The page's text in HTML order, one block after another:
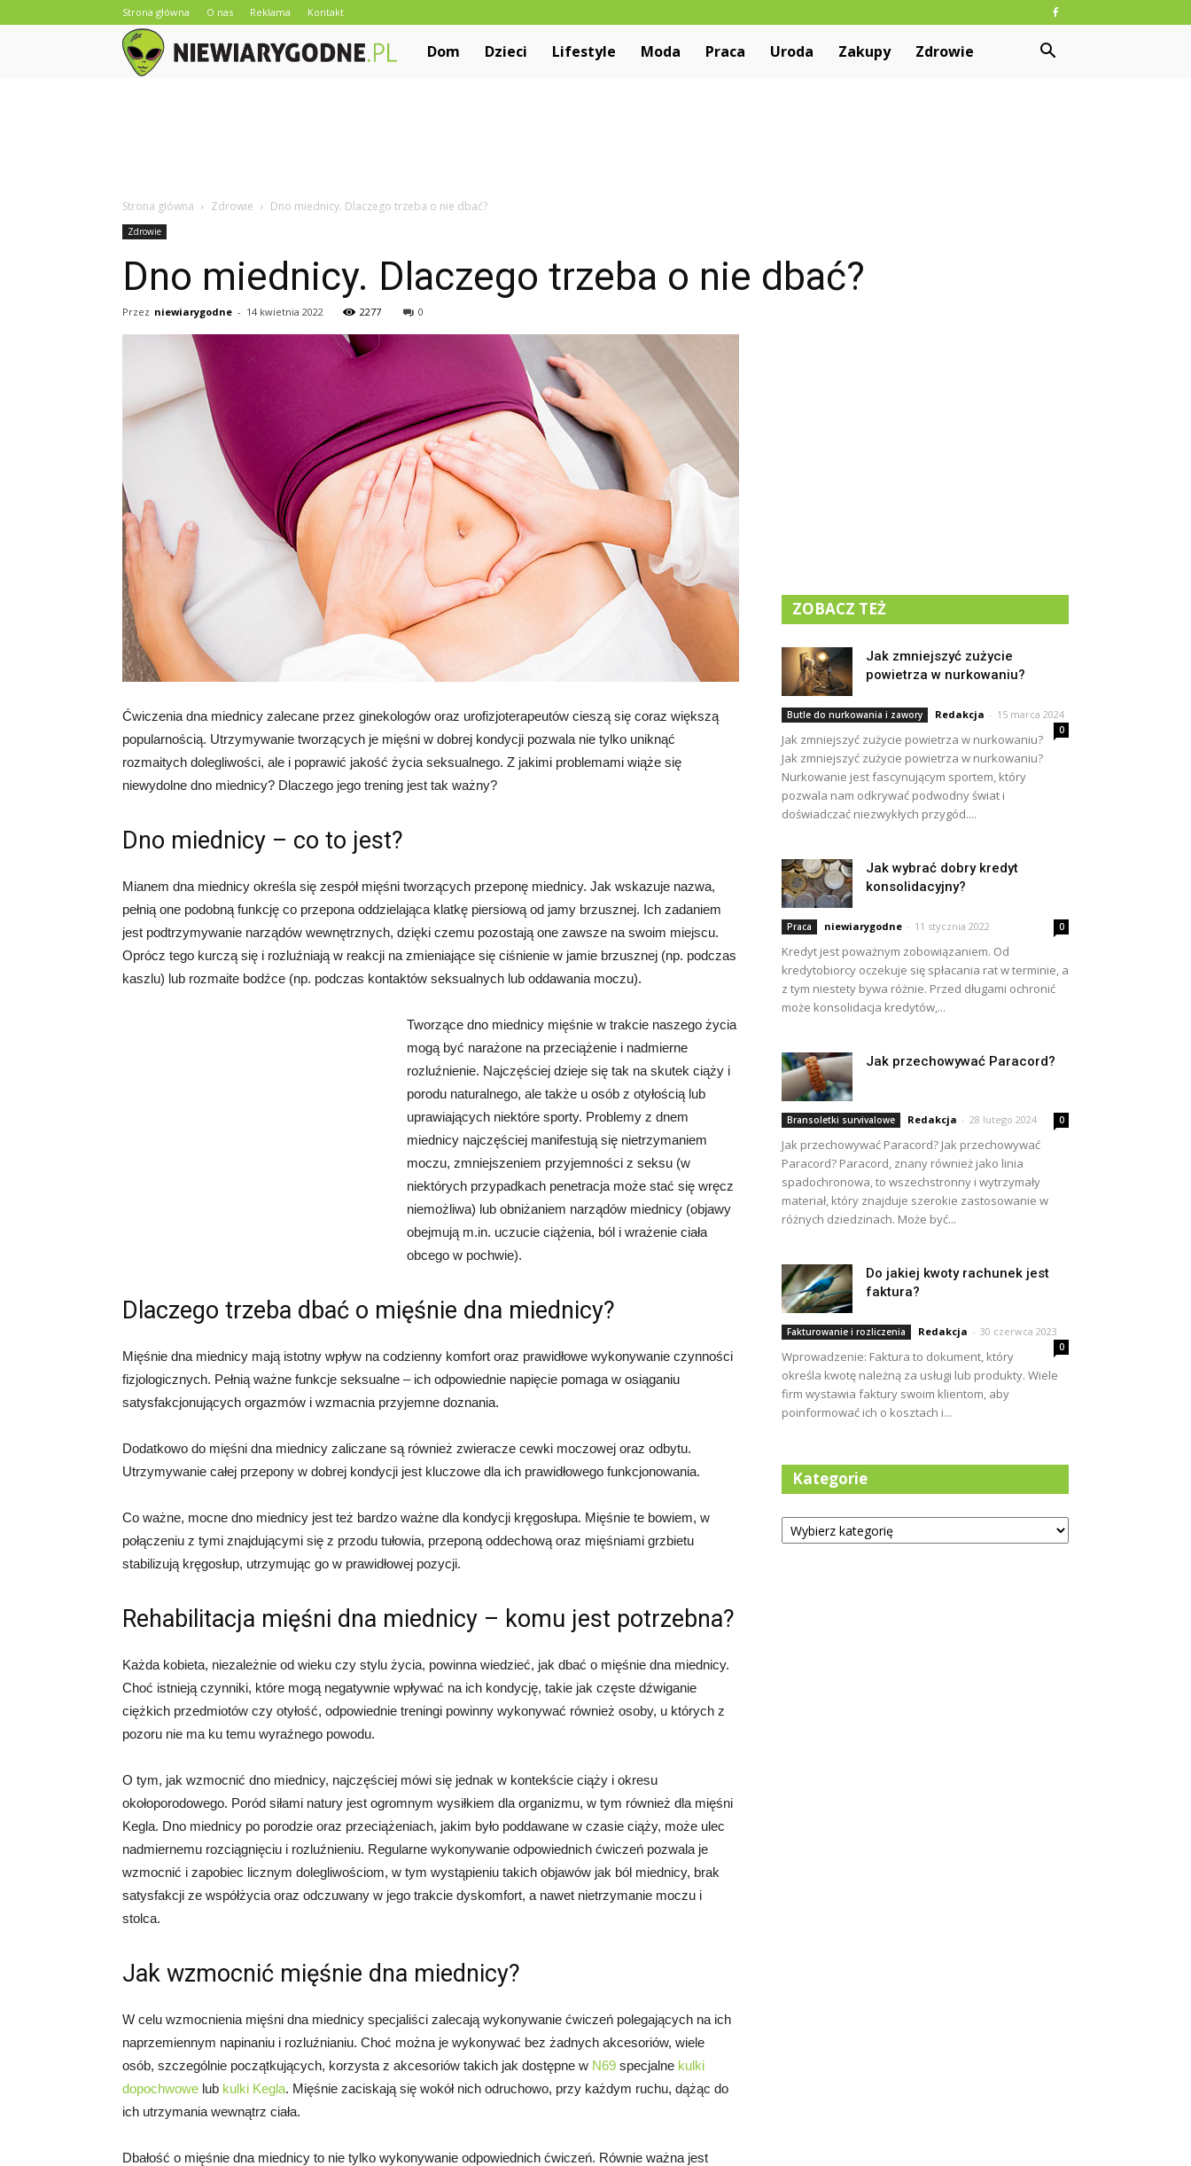
Strona główna O nas Reklama Kontakt
Niewiarygodne.pl
Dom Dzieci Lifestyle Moda Praca Uroda Zakupy Zdrowie
Strona główna Zdrowie Dno miednicy. Dlaczego trzeba o nie dbać?
Zdrowie
Dno miednicy. Dlaczego trzeba o nie dbać?
Przez niewiarygodne - 14 kwietnia 2022 2277 0
Ćwiczenia dna miednicy zalecane przez ginekologów oraz urofizjoterapeutów cieszą się coraz większą
popularnością. Utrzymywanie tworzących je mięśni w dobrej kondycji pozwala nie tylko uniknąć
rozmaitych dolegliwości, ale i poprawić jakość życia seksualnego. Z jakimi problemami wiąże się
niewydolne dno miednicy? Dlaczego jego trening jest tak ważny?
Dno miednicy – co to jest?
Mianem dna miednicy określa się zespół mięśni tworzących przeponę miednicy. Jak wskazuje nazwa,
pełnią one podobną funkcję co przepona oddzielająca klatkę piersiową od jamy brzusznej. Ich zadaniem
jest podtrzymywanie narządów wewnętrznych, dzięki czemu pozostają one zawsze na swoim miejscu.
Oprócz tego kurczą się i rozluźniają w reakcji na zmieniające się ciśnienie w jamie brzusznej (np. podczas
kaszlu) lub rozmaite bodźce (np. podczas kontaktów seksualnych lub oddawania moczu).
Tworzące dno miednicy mięśnie w trakcie naszego życia
mogą być narażone na przeciążenie i nadmierne
rozluźnienie. Najczęściej dzieje się tak na skutek ciąży i
porodu naturalnego, ale także u osób z otyłością lub
uprawiających niektóre sporty. Problemy z dnem
miednicy najczęściej manifestują się nietrzymaniem
moczu, zmniejszeniem przyjemności z seksu (w
niektórych przypadkach penetracja może stać się wręcz
niemożliwa) lub obniżaniem narządów miednicy (objawy
obejmują m.in. uczucie ciążenia, ból i wrażenie ciała
obcego w pochwie).
Dlaczego trzeba dbać o mięśnie dna miednicy?
Mięśnie dna miednicy mają istotny wpływ na codzienny komfort oraz prawidłowe wykonywanie czynności
fizjologicznych. Pełnią ważne funkcje seksualne – ich odpowiednie napięcie pomaga w osiąganiu
satysfakcjonujących orgazmów i wzmacnia przyjemne doznania.
Dodatkowo do mięśni dna miednicy zaliczane są również zwieracze cewki moczowej oraz odbytu.
Utrzymywanie całej przepony w dobrej kondycji jest kluczowe dla ich prawidłowego funkcjonowania.
Co ważne, mocne dno miednicy jest też bardzo ważne dla kondycji kręgosłupa. Mięśnie te bowiem, w
połączeniu z tymi znajdującymi się z przodu tułowia, przeponą oddechową oraz mięśniami grzbietu
stabilizują kręgosłup, utrzymując go w prawidłowej pozycji.
Rehabilitacja mięśni dna miednicy – komu jest potrzebna?
Każda kobieta, niezależnie od wieku czy stylu życia, powinna wiedzieć, jak dbać o mięśnie dna miednicy.
Choć istnieją czynniki, które mogą negatywnie wpływać na ich kondycję, takie jak częste dźwiganie
ciężkich przedmiotów czy otyłość, odpowiednie treningi powinny wykonywać również osoby, u których z
pozoru nie ma ku temu wyraźnego powodu.
O tym, jak wzmocnić dno miednicy, najczęściej mówi się jednak w kontekście ciąży i okresu
okołoporodowego. Poród siłami natury jest ogromnym wysiłkiem dla organizmu, w tym również dla mięśni
Kegla. Dno miednicy po porodzie oraz przeciążeniach, jakim było poddawane w czasie ciąży, może ulec
nadmiernemu rozciągnięciu i rozluźnieniu. Regularne wykonywanie odpowiednich ćwiczeń pozwala je
wzmocnić i zapobiec licznym dolegliwościom, w tym wystąpieniu takich objawów jak ból miednicy, brak
satysfakcji ze współżycia oraz odczuwany w jego trakcie dyskomfort, a nawet nietrzymanie moczu i
stolca.
Jak wzmocnić mięśnie dna miednicy?
W celu wzmocnienia mięśni dna miednicy specjaliści zalecają wykonywanie ćwiczeń polegających na ich
naprzemiennym napinaniu i rozluźnianiu. Choć można je wykonywać bez żadnych akcesoriów, wiele
osób, szczególnie początkujących, korzysta z akcesoriów takich jak dostępne w N69 specjalne kulki
dopochwowe lub kulki Kegla. Mięśnie zaciskają się wokół nich odruchowo, przy każdym ruchu, dążąc do
ich utrzymania wewnątrz ciała.
Dbałość o mięśnie dna miednicy to nie tylko wykonywanie odpowiednich ćwiczeń. Równie ważna jest
ZOBACZ TEŻ
Jak zmniejszyć zużycie
powietrza w nurkowaniu?
Butle do nurkowania i zawory Redakcja - 15 marca 2024
0
Jak zmniejszyć zużycie powietrza w nurkowaniu?
Jak zmniejszyć zużycie powietrza w nurkowaniu?
Nurkowanie jest fascynującym sportem, który
pozwala nam odkrywać podwodny świat i
doświadczać niezwykłych przygód....
Jak wybrać dobry kredyt
konsolidacyjny?
Praca niewiarygodne - 11 stycznia 2022 0
Kredyt jest poważnym zobowiązaniem. Od
kredytobiorcy oczekuje się spłacania rat w terminie, a
z tym niestety bywa różnie. Przed długami ochronić
może konsolidacja kredytów,...
Jak przechowywać Paracord?
Bransoletki survivalowe Redakcja - 28 lutego 2024 0
Jak przechowywać Paracord? Jak przechowywać
Paracord? Paracord, znany również jako linia
spadochronowa, to wszechstronny i wytrzymały
materiał, który znajduje szerokie zastosowanie w
różnych dziedzinach. Może być...
Do jakiej kwoty rachunek jest
faktura?
Fakturowanie i rozliczenia Redakcja - 30 czerwca 2023
0
Wprowadzenie: Faktura to dokument, który
określa kwotę należną za usługi lub produkty. Wiele
firm wystawia faktury swoim klientom, aby
poinformować ich o kosztach i...
Kategorie
Kategorie